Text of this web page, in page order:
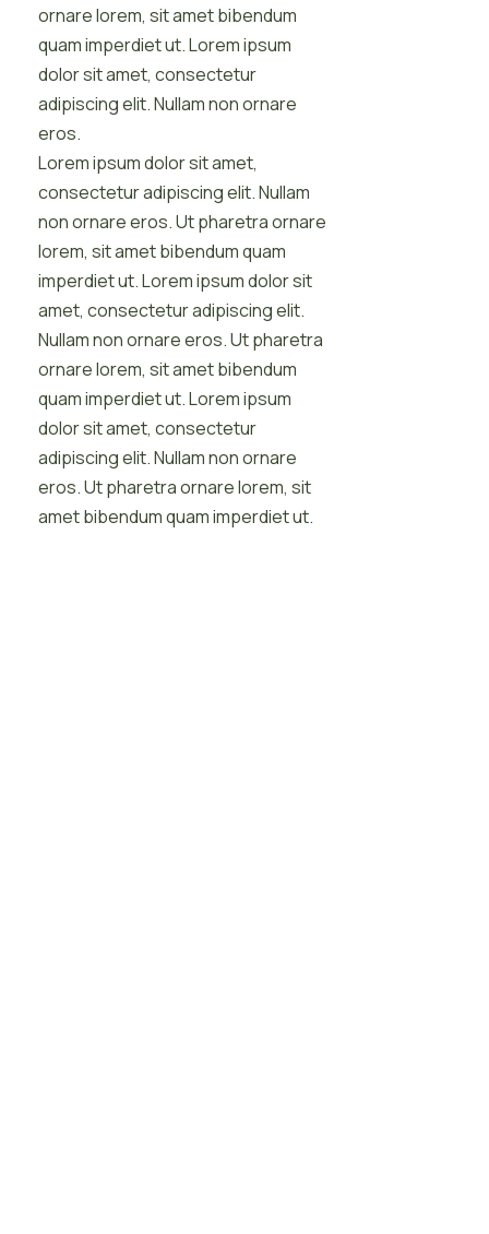
ornare lorem, sit amet bibendum
quam imperdiet ut. Lorem ipsum
dolor sit amet, consectetur
adipiscing elit. Nullam non ornare
eros.
Lorem ipsum dolor sit amet,
consectetur adipiscing elit. Nullam
non ornare eros. Ut pharetra ornare
lorem, sit amet bibendum quam
imperdiet ut. Lorem ipsum dolor sit
amet, consectetur adipiscing elit.
Nullam non ornare eros. Ut pharetra
ornare lorem, sit amet bibendum
quam imperdiet ut. Lorem ipsum
dolor sit amet, consectetur
adipiscing elit. Nullam non ornare
eros. Ut pharetra ornare lorem, sit
amet bibendum quam imperdiet ut.